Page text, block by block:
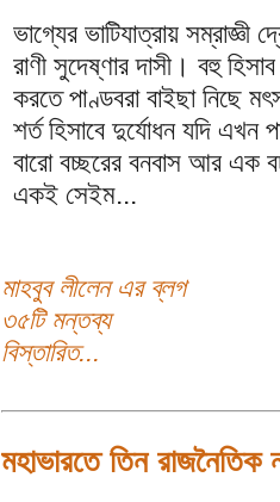
ভাগ্যের ভাটিযাত্রায় সম্রাজ্ঞী
রাণী সুদেষ্ণার দাসী। বহু
করতে পাণ্ডবরা বাইছা নিছে
শর্ত হিসাবে দুর্যোধন যদি
বারো বচ্ছরের বনবাস আর এক
একই সেইম...
মাহবুব লীলেন এর ব্লগ
৩৫টি মন্তব্য
বিস্তারিত...
মহাভারতে তিন